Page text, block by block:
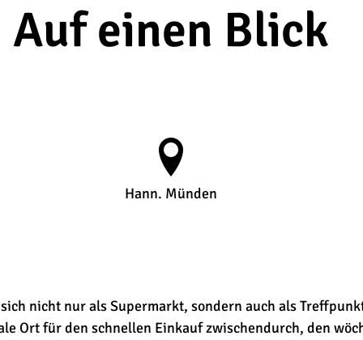
Auf einen Blick
Hann. Münden
nicht nur als Supermarkt, sondern auch als
Ort für den schnellen Einkauf zwischendurch, den